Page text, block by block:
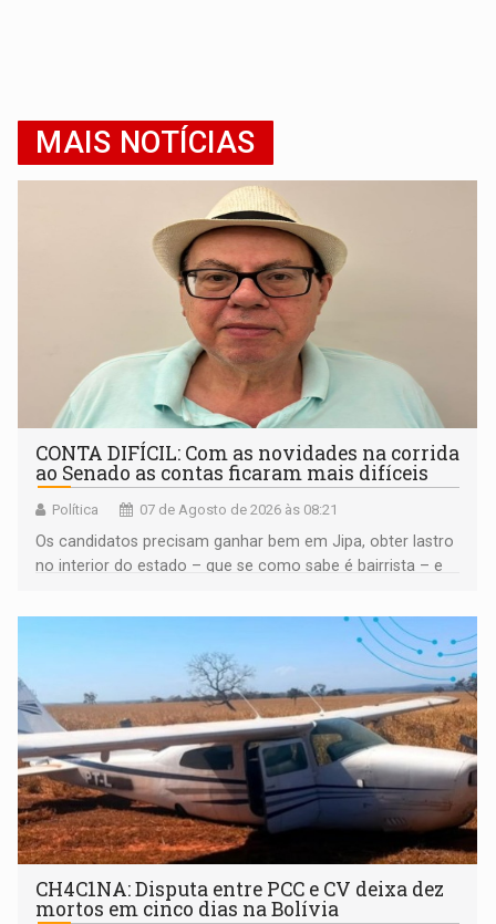
MAIS NOTÍCIAS
CONTA DIFÍCIL: Com as novidades na corrida
ao Senado as contas ficaram mais difíceis
Política 07 de Agosto de 2026 às 08:21
Os candidatos precisam ganhar bem em Jipa, obter lastro
no interior do estado – que se como sabe é bairrista – e
garantir
CH4C1NA: Disputa entre PCC e CV deixa dez
mortos em cinco dias na Bolívia